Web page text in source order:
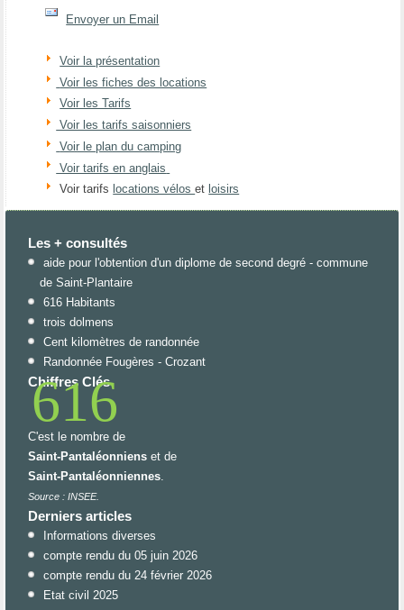
Envoyer un Email
Voir la présentation
Voir les fiches des locations
Voir les Tarifs
Voir les tarifs saisonniers
Voir le plan du camping
Voir tarifs en anglais
Voir tarifs locations véloset loisirs
Les + consultés
aide pour l'obtention d'un diplome de second degré - commune
de Saint-Plantaire
616 Habitants
trois dolmens
Cent kilomètres de randonnée
Randonnée Fougères - Crozant
Chiffres Clés
616
C'est le nombre de
Saint-Pantaléonniens et de
Saint-Pantaléonniennes.
Source : INSEE.
Derniers articles
Informations diverses
compte rendu du 05 juin 2026
compte rendu du 24 février 2026
Etat civil 2025